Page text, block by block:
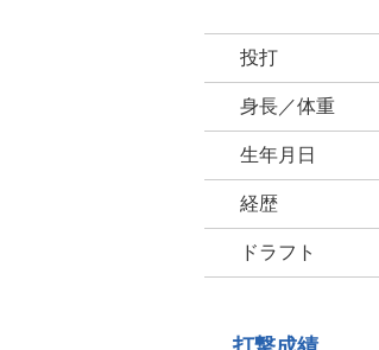
投打
身長／体重
生年月日
経歴
ドラフト